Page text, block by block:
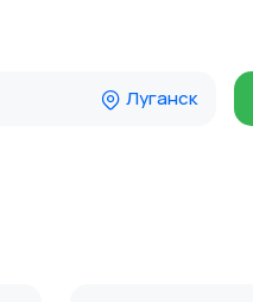
Луганск